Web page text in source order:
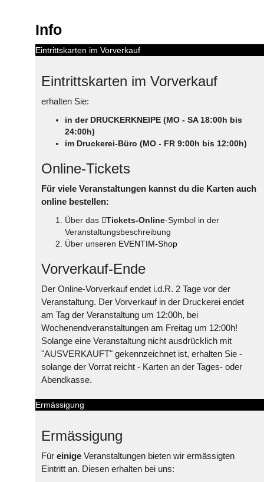
Info
Eintrittskarten im Vorverkauf
Eintrittskarten im Vorverkauf
erhalten Sie:
in der DRUCKERKNEIPE (MO - SA 18:00h bis
24:00h)
im Druckerei-Büro (MO - FR 9:00h bis 12:00h)
Online-Tickets
Für viele Veranstaltungen kannst du die Karten auch
online bestellen:
Über das Tickets-Online-Symbol in der
Veranstaltungsbeschreibung
Über unseren EVENTIM-Shop
Vorverkauf-Ende
Der Online-Vorverkauf endet i.d.R. 2 Tage vor der
Veranstaltung. Der Vorverkauf in der Druckerei endet
am Tag der Veranstaltung um 12:00h, bei
Wochenendveranstaltungen am Freitag um 12:00h!
Solange eine Veranstaltung nicht ausdrücklich mit
"AUSVERKAUFT" gekennzeichnet ist, erhalten Sie -
solange der Vorrat reicht - Karten an der Tages- oder
Abendkasse.
Ermässigung
Ermässigung
Für einige Veranstaltungen bieten wir ermässigten
Eintritt an. Diesen erhalten bei uns: